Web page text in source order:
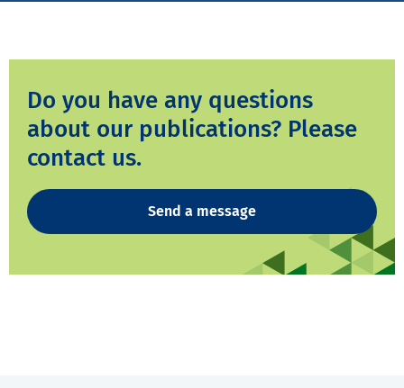
Do you have any questions
about our publications? Please
contact us.
Send a message